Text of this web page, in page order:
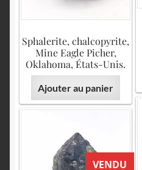
Sphalerite, chalcopyrite,
Mine Eagle Picher,
Oklahoma, États-Unis.
Ajouter au panier
VENDU